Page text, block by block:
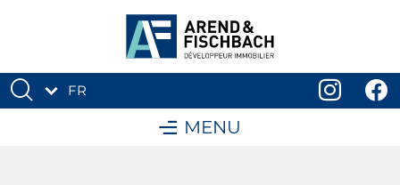
FR
MENU